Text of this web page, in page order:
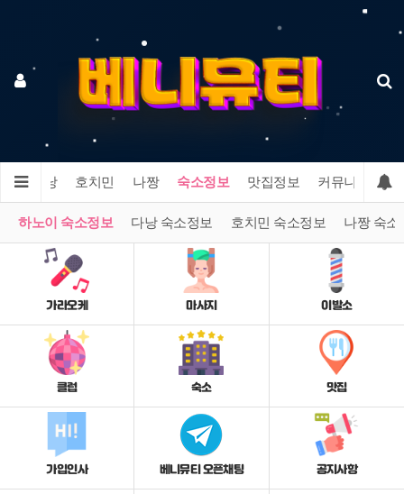
다낭 호치민 나짱 숙소정보 맛집정보 커뮤니티
하노이 숙소정보 다낭 숙소정보 호치민 숙소정보 나짱 숙소
가라오케 마사지 이발소
클럽 숙소 맛집
가입인사 베니뮤티 오픈채팅 공지사항